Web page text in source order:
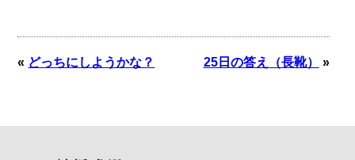
« どっちにしようかな？ 25日の答え（長靴） »